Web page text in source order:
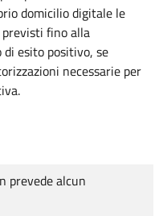
domicilio digitale le
fino alla
esito positivo, se
necessarie per
prevede alcun